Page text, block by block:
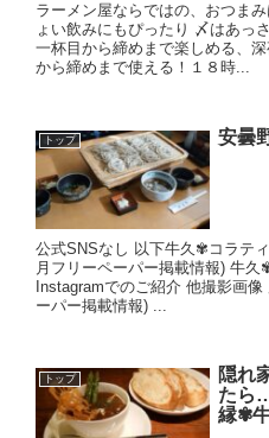
ラーメン屋ならではの、おつま
ょい飲みにもぴったり 〆はあっ
一杯目から締めまで楽しめる、
から締めまで使える！１８時...
トップ 安曇
公式SNSなし 以下牛久✾コラテ
月フリーペーパー掲載情報) 牛
Instagramでのご紹介 他撮影画
ーパー掲載情報) ...
トップ
隠れ
たら
縁✾